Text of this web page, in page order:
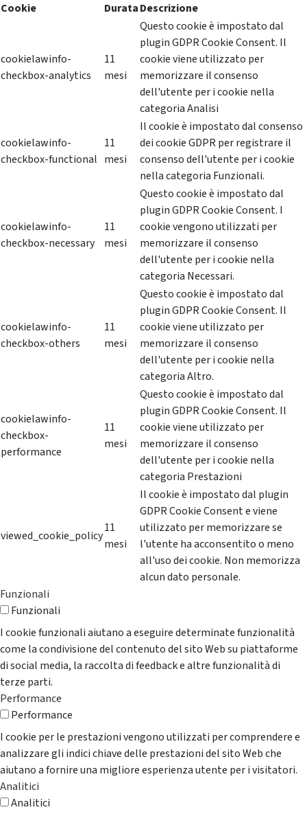
Cookie
DurataDescrizione
cookielawinfo-
checkbox-analytics
11
mesi
Questo cookie è impostato dal
plugin GDPR Cookie Consent. Il
cookie viene utilizzato per
memorizzare il consenso
dell'utente per i cookie nella
categoria Analisi
cookielawinfo-
checkbox-functional
11
mesi
Il cookie è impostato dal consenso
dei cookie GDPR per registrare il
consenso dell'utente per i cookie
nella categoria Funzionali.
cookielawinfo-
checkbox-necessary
11
mesi
Questo cookie è impostato dal
plugin GDPR Cookie Consent. I
cookie vengono utilizzati per
memorizzare il consenso
dell'utente per i cookie nella
categoria Necessari.
cookielawinfo-
checkbox-others
11
mesi
Questo cookie è impostato dal
plugin GDPR Cookie Consent. Il
cookie viene utilizzato per
memorizzare il consenso
dell'utente per i cookie nella
categoria Altro.
cookielawinfo-
checkbox-
performance
11
mesi
Questo cookie è impostato dal
plugin GDPR Cookie Consent. Il
cookie viene utilizzato per
memorizzare il consenso
dell'utente per i cookie nella
categoria Prestazioni
viewed_cookie_policy
11
mesi
Il cookie è impostato dal plugin
GDPR Cookie Consent e viene
utilizzato per memorizzare se
l'utente ha acconsentito o meno
all'uso dei cookie. Non memorizza
alcun dato personale.
Funzionali
Funzionali
I cookie funzionali aiutano a eseguire determinate funzionalità
come la condivisione del contenuto del sito Web su piattaforme
di social media, la raccolta di feedback e altre funzionalità di
terze parti.
Performance
Performance
I cookie per le prestazioni vengono utilizzati per comprendere e
analizzare gli indici chiave delle prestazioni del sito Web che
aiutano a fornire una migliore esperienza utente per i visitatori.
Analitici
Analitici